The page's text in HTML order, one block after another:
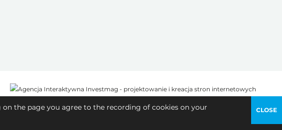
the page you agree to the recording of cookies on your
CLOSE